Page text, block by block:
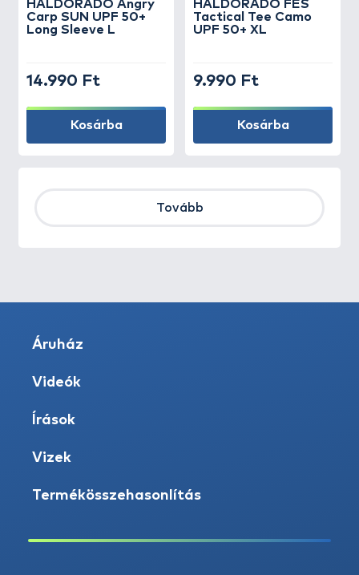
HALDORÁDÓ Angry
Carp SUN UPF 50+
Long Sleeve L
14.990 Ft
Kosárba
HALDORÁDÓ FES
Tactical Tee Camo
UPF 50+ XL
9.990 Ft
Kosárba
Tovább
Áruház
Videók
Írások
Vizek
Termékösszehasonlítás